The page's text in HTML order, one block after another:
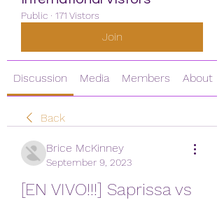
Public · 171 Vistors
Join
Discussion Media Members About
Back
Brice McKinney
September 9, 2023
[EN VIVO!!!] Saprissa vs